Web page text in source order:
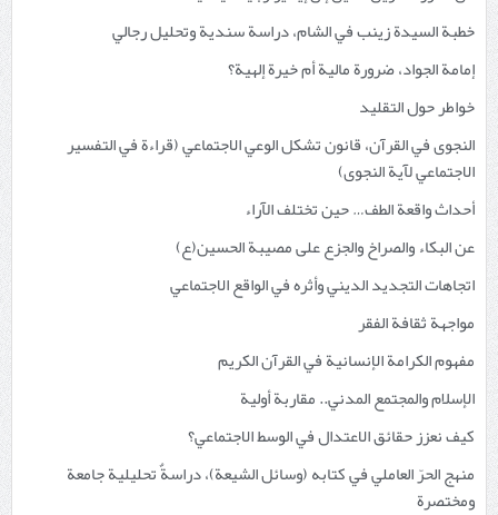
خطبة السيدة زينب في الشام، دراسة سندية وتحليل رجالي
إمامة الجواد، ضرورة مالية أم خيرة إلهية؟
خواطر حول التقليد
النجوى في القرآن، قانون تشكل الوعي الاجتماعي (قراءة في التفسير
الاجتماعي لآية النجوى)
أحداث واقعة الطف… حين تختلف الآراء
عن البكاء والصراخ والجزع على مصيبة الحسين(ع)
اتجاهات التجديد الديني وأثره في الواقع الاجتماعي
مواجهة ثقافة الفقر
مفهوم الكرامة الإنسانية في القرآن الكريم
الإسلام والمجتمع المدني.. مقاربة أولية
كيف نعزز حقائق الاعتدال في الوسط الاجتماعي؟
منهج الحرّ العاملي في كتابه (وسائل الشيعة)، دراسةٌ تحليلية جامعة
ومختصرة